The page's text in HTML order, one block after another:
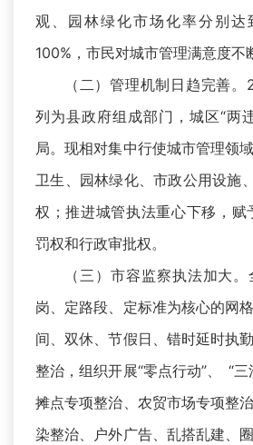
观、园林绿化市场化率分别达
100%，市民对城市管理满意度不
（二）管理机制日趋完善
列为县政府组成部门，城区“两
局。现相对集中行使城市管理领
卫生、园林绿化、市政公用设施
权；推进城管执法重心下移，
罚权和行政审批权。
（三）市容监察执法加大
岗、定路段、定标准为核心的网
间、双休、节假日、错时延时执
整治，组织开展“零点行动”、 “
摊点专项整治、农贸市场专项整
染整治、户外广告、乱搭乱建、